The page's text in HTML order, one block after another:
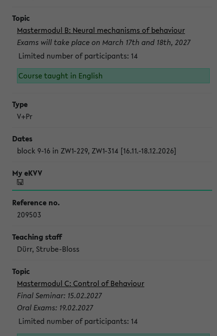
Mastermodul B: Neural mechanisms of behaviour
Exams will take place on March 17th and 18th, 2027
Limited number of participants: 14
Course taught in English
V+Pr
block 9-16 in ZW1-229, ZW1-314 [16.11.-18.12.2026]
209503
Dürr, Strube-Bloss
Mastermodul C: Control of Behaviour
Final Seminar: 15.02.2027
Oral Exams: 19.02.2027
Limited number of participants: 14